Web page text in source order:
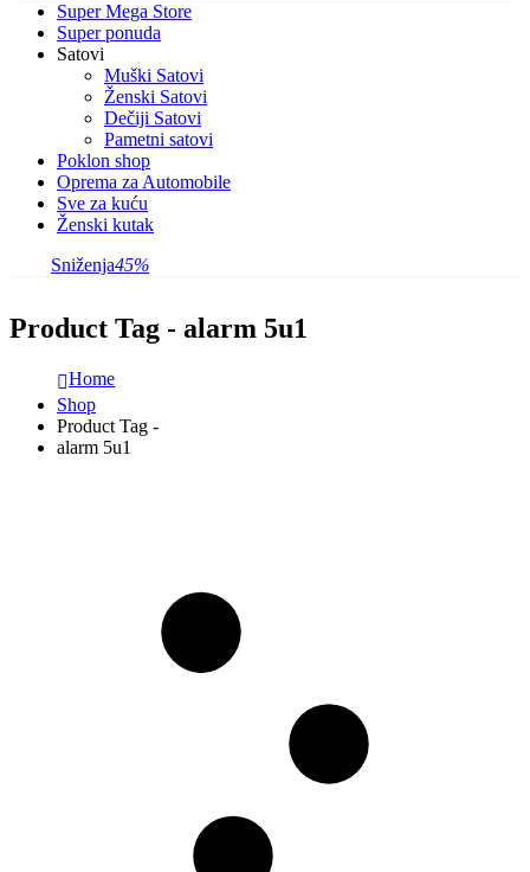
Super Mega Store
Super ponuda
Satovi
Muški Satovi
Ženski Satovi
Dečiji Satovi
Pametni satovi
Poklon shop
Oprema za Automobile
Sve za kuću
Ženski kutak
Sniženja45%
Product Tag - alarm 5u1
Home
Shop
Product Tag -
alarm 5u1